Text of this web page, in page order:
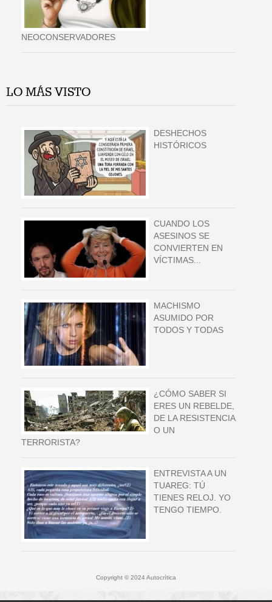
NEOCONSERVADORES
LO MÁS VISTO
DESHECHOS
HISTÓRICOS
CUANDO LOS
ASESINOS SE
CONVIERTEN EN
VÍCTIMAS...
MACHISMO
ASUMIDO POR
TODOS Y TODAS
¿CÓMO SABER SI
ERES UN REBELDE,
DE LA RESISTENCIA
O UN
TERRORISTA?
ENTREVISTA A UN
TUAREG: TÚ
TIENES RELOJ. YO
TENGO TIEMPO.
Copyright © 2024 Autocrítica